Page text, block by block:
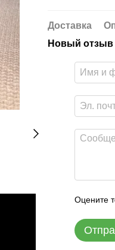
Доставка
Новый отзыв
Оцените